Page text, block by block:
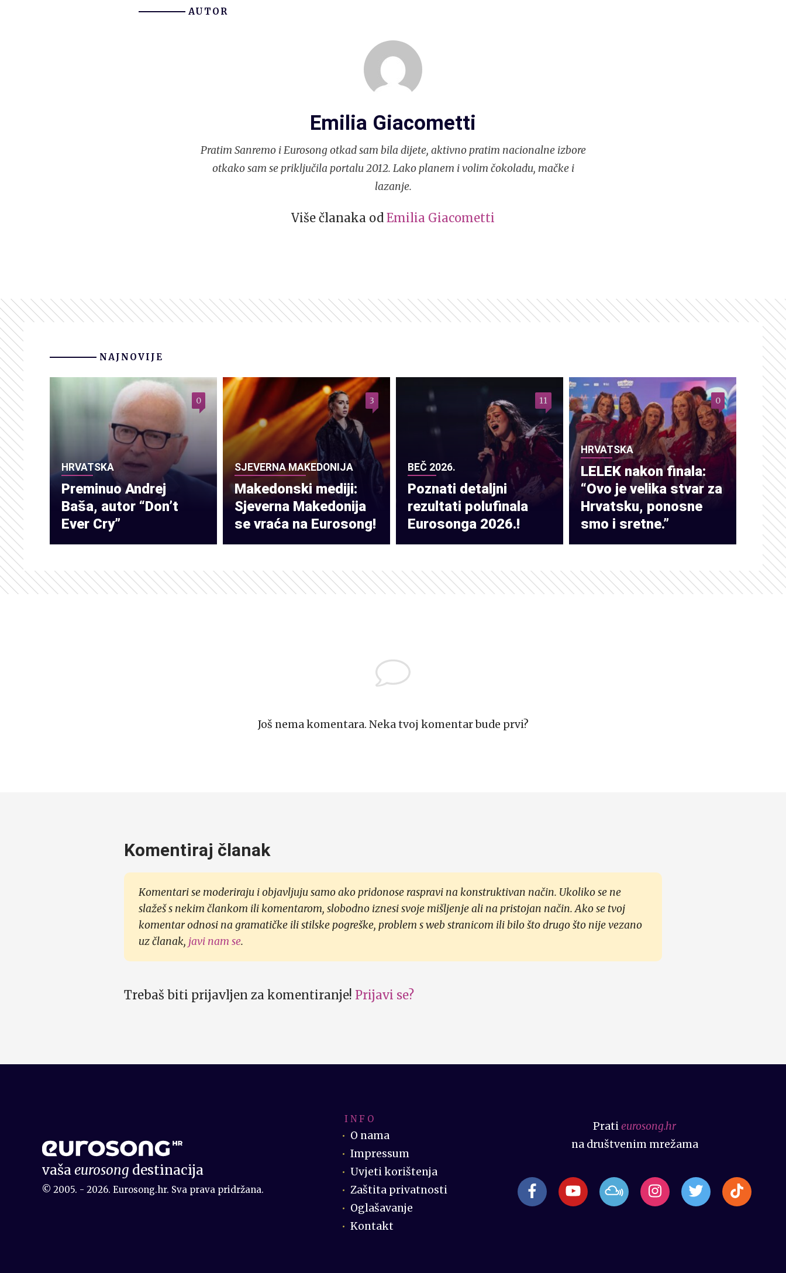
AUTOR
Emilia Giacometti
Pratim Sanremo i Eurosong otkad sam bila dijete, aktivno pratim nacionalne izbore
otkako sam se priključila portalu 2012. Lako planem i volim čokoladu, mačke i
lazanje.
Više članaka od Emilia Giacometti
NAJNOVIJE
HRVATSKA
Preminuo Andrej
Baša, autor “Don’t
Ever Cry”
0
SJEVERNA MAKEDONIJA
Makedonski mediji:
Sjeverna Makedonija
se vraća na Eurosong!
3
BEČ 2026.
Poznati detaljni
rezultati polufinala
Eurosonga 2026.!
11
HRVATSKA
LELEK nakon finala:
“Ovo je velika stvar za
Hrvatsku, ponosne
smo i sretne.”
0
Još nema komentara. Neka tvoj komentar bude prvi?
Komentiraj članak
Komentari se moderiraju i objavljuju samo ako pridonose raspravi na konstruktivan način. Ukoliko se ne
slažeš s nekim člankom ili komentarom, slobodno iznesi svoje mišljenje ali na pristojan način. Ako se tvoj
komentar odnosi na gramatičke ili stilske pogreške, problem s web stranicom ili bilo što drugo što nije vezano
uz članak, javi nam se.
Trebaš biti prijavljen za komentiranje! Prijavi se?
vašaeurosong destinacija
© 2005. - 2026. Eurosong.hr. Sva prava pridržana.
I N F O
O nama
Impressum
Uvjeti korištenja
Zaštita privatnosti
Oglašavanje
Kontakt
Pratieurosong.hr
na društvenim mrežama